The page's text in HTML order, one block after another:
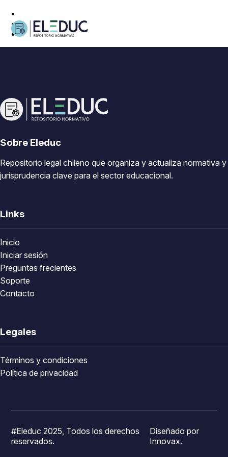
Sobre Eleduc
Repositorio legal chileno que organiza y actualiza normativa y
jurisprudencia clave para el sector educacional.
Links
Inicio
Iniciar sesión
Preguntas frecientes
Soporte
Contacto
Legales
Términos y condiciones
Política de privacidad
#Eleduc 2025, Todos los derechos
reservados.
Diseñado por
Innovax.